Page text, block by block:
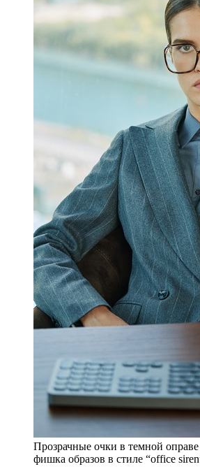
Прозрачные очки в темной оправе
фишка образов в стиле “office